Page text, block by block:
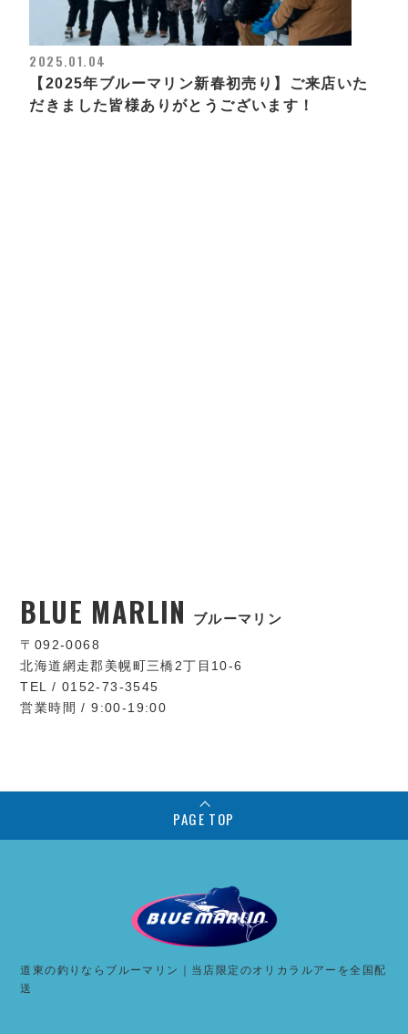
2025.01.04
【2025年ブルーマリン新春初売り】ご来店いた
だきました皆様ありがとうございます！
BLUE MARLIN ブルーマリン
〒092-0068
北海道網走郡美幌町三橋2丁目10-6
TEL / 0152-73-3545
営業時間 / 9:00-19:00
PAGE TOP
道東の釣りならブルーマリン｜当店限定のオリカラルアーを全国配
送